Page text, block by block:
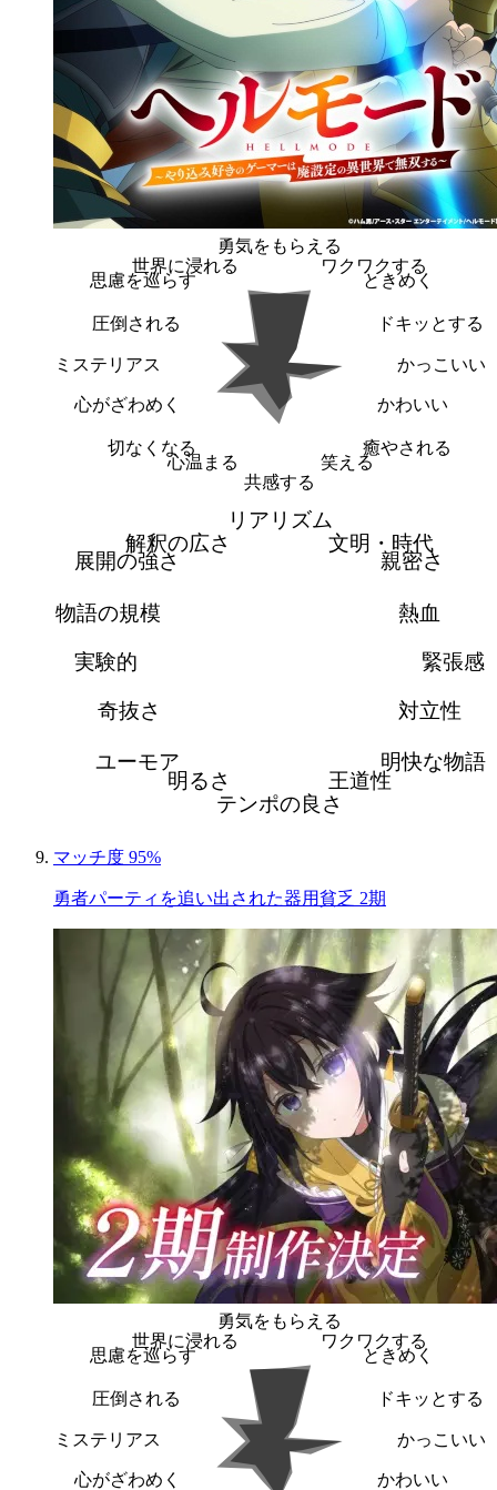
勇気をもらえる
ワクワクする
ときめく
ドキッとする
かっこいい
かわいい
癒やされる
笑える
共感する
心温まる
切なくなる
心がざわめく
ミステリアス
圧倒される
思慮を巡らす
世界に浸れる
リアリズム
文明・時代
親密さ
熱血
緊張感
対立性
明快な物語
王道性
テンポの良さ
明るさ
ユーモア
奇抜さ
実験的
物語の規模
展開の強さ
解釈の広さ
マッチ度 95%
勇者パーティを追い出された器用貧乏 2期
勇気をもらえる
ワクワクする
ときめく
ドキッとする
かっこいい
かわいい
心がざわめく
ミステリアス
圧倒される
思慮を巡らす
世界に浸れる